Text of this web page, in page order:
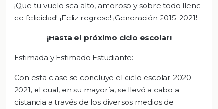
¡Que tu vuelo sea alto, amoroso y sobre todo lleno
de felicidad! ¡Feliz regreso! ¡Generación 2015-2021!
¡Hasta el próximo ciclo escolar!
Estimada y Estimado Estudiante:
Con esta clase se concluye el ciclo escolar 2020-
2021, el cual, en su mayoría, se llevó a cabo a
distancia a través de los diversos medios de